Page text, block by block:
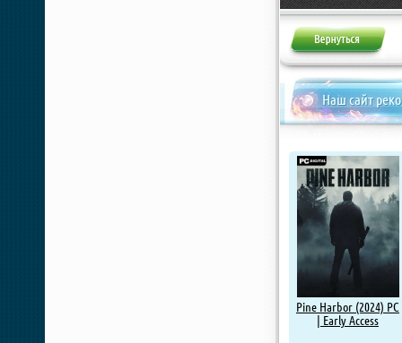
Жалоба
Наш сайт
Pine Harbor (2024) PC
| Early Access